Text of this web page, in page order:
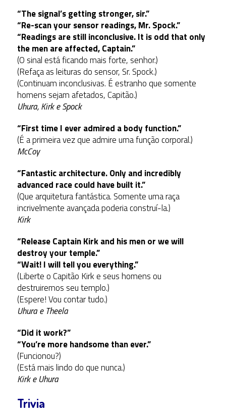
“The signal’s getting stronger, sir.”
“Re-scan your sensor readings, Mr. Spock.”
“Readings are still inconclusive. It is odd that only
the men are affected, Captain.”
(O sinal está ficando mais forte, senhor.)
(Refaça as leituras do sensor, Sr. Spock.)
(Continuam inconclusivas. É estranho que somente
homens sejam afetados, Capitão.)
Uhura, Kirk e Spock
“First time I ever admired a body function.”
(É a primeira vez que admire uma função corporal.)
McCoy
“Fantastic architecture. Only and incredibly
advanced race could have built it.”
(Que arquitetura fantástica. Somente uma raça
incrivelmente avançada poderia construí-la.)
Kirk
“Release Captain Kirk and his men or we will
destroy your temple.”
“Wait! I will tell you everything.”
(Liberte o Capitão Kirk e seus homens ou
destruiremos seu templo.)
(Espere! Vou contar tudo.)
Uhura e Theela
“Did it work?”
“You’re more handsome than ever.”
(Funcionou?)
(Está mais lindo do que nunca.)
Kirk e Uhura
Trivia